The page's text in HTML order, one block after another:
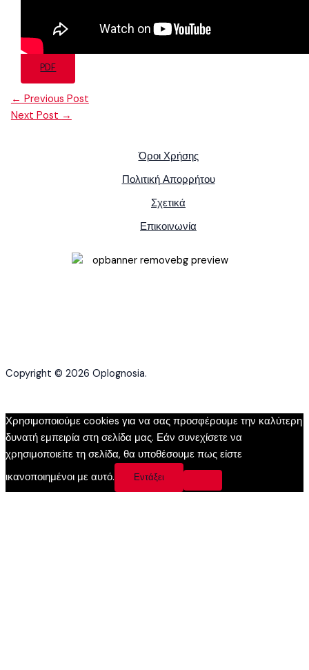
PDF
← Previous Post
Next Post →
Όροι Χρήσης
Πολιτική Απορρήτου
Σχετικά
Επικοινωνία
Copyright © 2026 Oplognosia.
Χρησιμοποιούμε cookies για να σας προσφέρουμε την καλύτερη
δυνατή εμπειρία στη σελίδα μας. Εάν συνεχίσετε να
χρησιμοποιείτε τη σελίδα, θα υποθέσουμε πως είστε
ικανοποιημένοι με αυτό.
Εντάξει